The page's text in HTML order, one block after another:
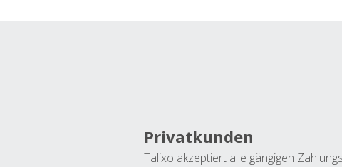
Privatkunden
Talixo akzeptiert alle gängigen